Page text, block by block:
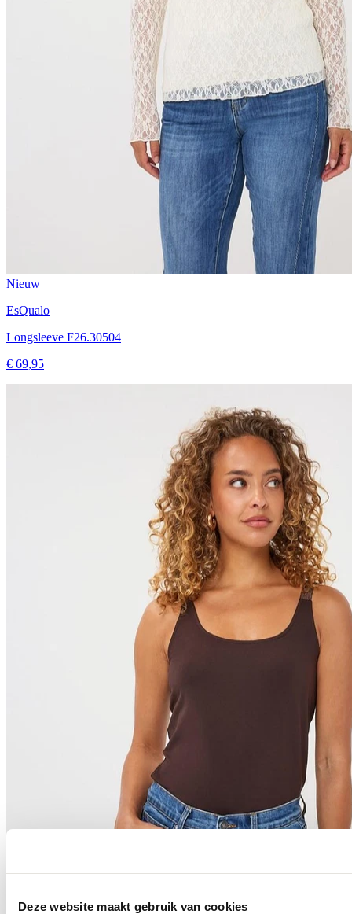
Deze website maakt gebruik van cookies
Nieuw
EsQualo
Longsleeve F26.30504
€ 69,95